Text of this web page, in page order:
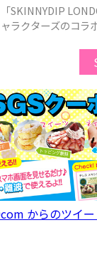
ー」が新発売！Q-
ゃのオバケーキプレ
「SKINNYDIP
ャラクターズのコラ
からのツイー